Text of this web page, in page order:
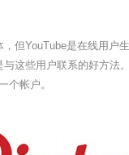
但YouTube是在线用户
这些用户联系的好方法
个帐户。